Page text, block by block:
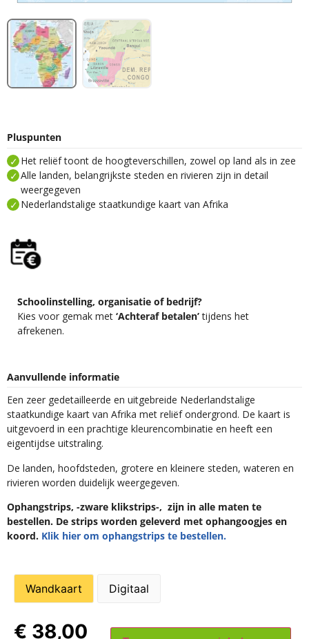
Pluspunten
Het reliëf toont de hoogteverschillen, zowel op land als in zee
Alle landen, belangrijkste steden en rivieren zijn in detail
weergegeven
Nederlandstalige staatkundige kaart van Afrika
Schoolinstelling, organisatie of bedrijf?
Kies voor gemak met ‘Achteraf betalen’tijdens het
afrekenen.
Aanvullende informatie
Een zeer gedetailleerde en uitgebreide Nederlandstalige
staatkundige kaart van Afrika met reliëf ondergrond. De kaart is
uitgevoerd in een prachtige kleurencombinatie en heeft een
eigentijdse uitstraling.
De landen, hoofdsteden, grotere en kleinere steden, wateren en
rivieren worden duidelijk weergegeven.
Ophangstrips, -zware klikstrips-, zijn in alle maten te
bestellen. De strips worden geleverd met ophangoogjes en
koord. Klik hier om ophangstrips te bestellen.
Wandkaart Digitaal
€ 38,00